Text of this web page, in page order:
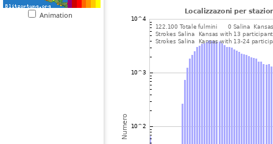
Animation